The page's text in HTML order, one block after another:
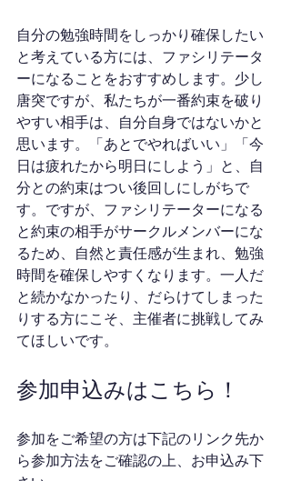
自分の勉強時間をしっかり確保したい
と考えている方には、ファシリテータ
ーになることをおすすめします。少し
唐突ですが、私たちが一番約束を破り
やすい相手は、自分自身ではないかと
思います。「あとでやればいい」「今
日は疲れたから明日にしよう」と、自
分との約束はつい後回しにしがちで
す。ですが、ファシリテーターになる
と約束の相手がサークルメンバーにな
るため、自然と責任感が生まれ、勉強
時間を確保しやすくなります。一人だ
と続かなかったり、だらけてしまった
りする方にこそ、主催者に挑戦してみ
てほしいです。
参加申込みはこちら！
参加をご希望の方は下記のリンク先か
ら参加方法をご確認の上、お申込み下